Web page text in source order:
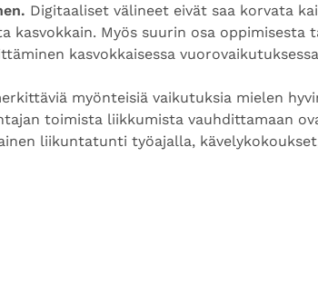
Digitaaliset välineet eivät saa korvata
kasvokkain. Myös suurin osa oppimisesta
kasvokkaisessa
myönteisiä vaikutuksia mielen
toimista liikkumista vauhdittamaan
liikuntatunti työajalla,